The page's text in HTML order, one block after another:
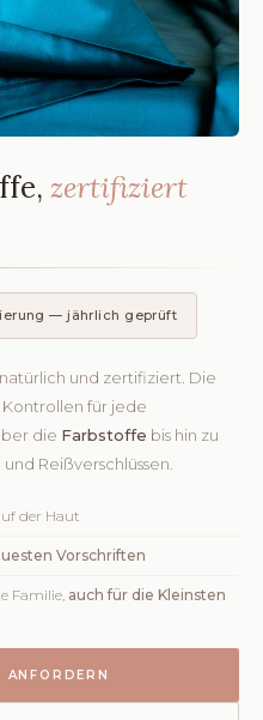
zertifiziert
— jährlich geprüft
und zertifiziert. Die
für jede
die Farbstoffe bis hin zu
Reißverschlüssen.
der Haut
Vorschriften
Familie, auch für die Kleinsten
ANFORDERN